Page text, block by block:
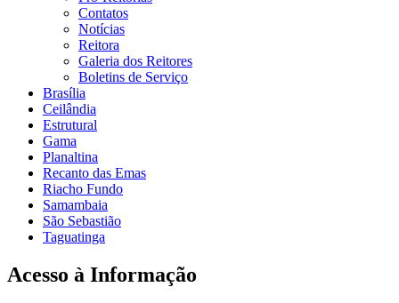
Contatos
Notícias
Reitora
Galeria dos Reitores
Boletins de Serviço
Brasília
Ceilândia
Estrutural
Gama
Planaltina
Recanto das Emas
Riacho Fundo
Samambaia
São Sebastião
Taguatinga
Acesso à Informação